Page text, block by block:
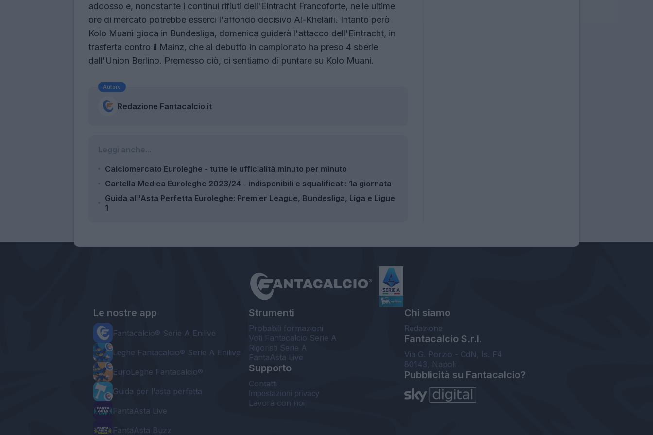
addosso e, nonostante i continui rifiuti dell'Eintracht Francoforte, nelle ultime
ore di mercato potrebbe esserci l'affondo decisivo Al-Khelaifi. Intanto però
Kolo Muanì gioca in Bundesliga, domenica guiderà l'attacco dell'Eintracht, in
trasferta contro il Mainz, che al debutto in campionato ha preso 4 sberle
dall'Union Berlino. Premesso ciò, ci sentiamo di puntare su Kolo Muani.
Autore
Redazione Fantacalcio.it
Calciomercato Euroleghe - tutte le ufficialità minuto per minuto
Cartella Medica Euroleghe 2023/24 - indisponibili e squalificati: 1a giornata
Guida all'Asta Perfetta Euroleghe: Premier League, Bundesliga, Liga e Ligue
1
Le nostre app
Fantacalcio® Serie A Enilive
Leghe Fantacalcio® Serie A Enilive
EuroLeghe Fantacalcio®
Guida per l'asta perfetta
FantaAsta Live
FantaAsta Buzz
Strumenti
Probabili formazioni
Voti Fantacalcio Serie A
Rigoristi Serie A
FantaAsta Live
Supporto
Contatti
Impostazioni privacy
Lavora con noi
Chi siamo
Redazione
Fantacalcio S.r.l.
Via G. Porzio - CdN, Is. F4
80143, Napoli
Pubblicità su Fantacalcio?